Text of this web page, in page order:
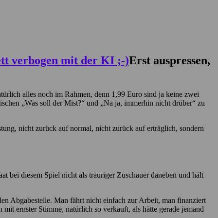
Erst auspressen,
alles noch im Rahmen, denn 1,99 Euro sind ja keine zwei
„Was soll der Mist?“ und „Na ja, immerhin nicht drüber“ zu
nicht zurück auf normal, nicht zurück auf erträglich, sondern
bei diesem Spiel nicht als trauriger Zuschauer daneben und hält
Abgabestelle. Man fährt nicht einfach zur Arbeit, man finanziert
ernster Stimme, natürlich so verkauft, als hätte gerade jemand